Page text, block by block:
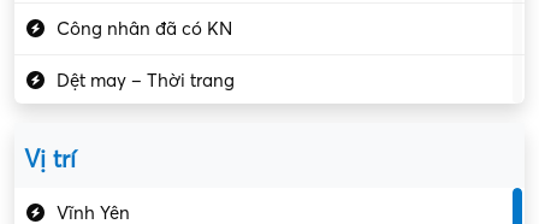
Công nhân đã có KN
Dệt may – Thời trang
Vị trí
Vĩnh Yên